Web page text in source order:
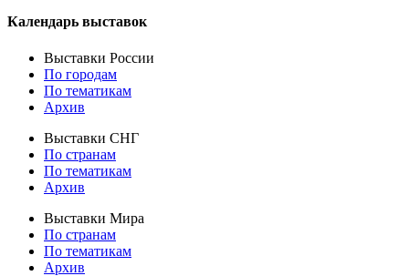
Календарь выставок
Выставки России
По городам
По тематикам
Архив
Выставки СНГ
По странам
По тематикам
Архив
Выставки Мира
По странам
По тематикам
Архив